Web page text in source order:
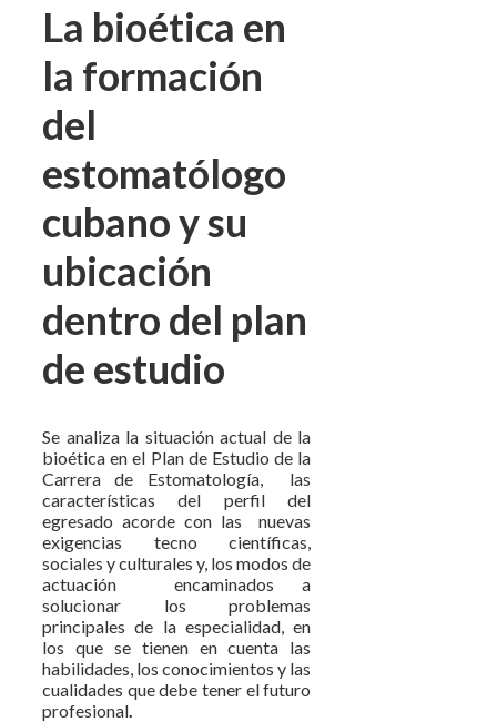
La bioética en
la formación
del
estomatólogo
cubano y su
ubicación
dentro del plan
de estudio
Se analiza la situación actual de la
bioética en el Plan de Estudio de la
Carrera de Estomatología, las
características del perfil del
egresado acorde con las nuevas
exigencias tecno científicas,
sociales y culturales y, los modos de
actuación encaminados a
solucionar los problemas
principales de la especialidad, en
los que se tienen en cuenta las
habilidades, los conocimientos y las
cualidades que debe tener el futuro
profesional